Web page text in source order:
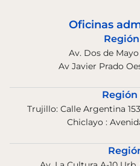
Oficinas
Av. Dos de
Av Javier Prado
Trujillo: Calle Argentina
Chiclayo :